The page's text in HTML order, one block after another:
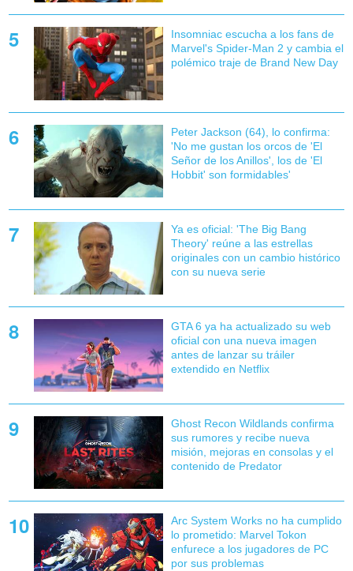
Insomniac escucha a los fans de
Marvel's Spider-Man 2 y cambia el
polémico traje de Brand New Day
Peter Jackson (64), lo confirma:
'No me gustan los orcos de 'El
Señor de los Anillos', los de 'El
Hobbit' son formidables'
Ya es oficial: 'The Big Bang
Theory' reúne a las estrellas
originales con un cambio histórico
con su nueva serie
GTA 6 ya ha actualizado su web
oficial con una nueva imagen
antes de lanzar su tráiler
extendido en Netflix
Ghost Recon Wildlands confirma
sus rumores y recibe nueva
misión, mejoras en consolas y el
contenido de Predator
Arc System Works no ha cumplido
lo prometido: Marvel Tokon
enfurece a los jugadores de PC
por sus problemas